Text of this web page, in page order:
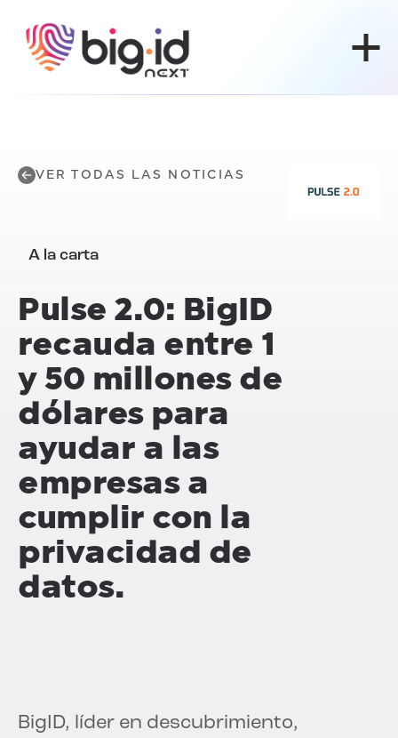
VER TODAS LAS NOTICIAS
A la carta
Pulse 2.0: BigID
recauda entre 1
y 50 millones de
dólares para
ayudar a las
empresas a
cumplir con la
privacidad de
datos.
BigID, líder en descubrimiento,